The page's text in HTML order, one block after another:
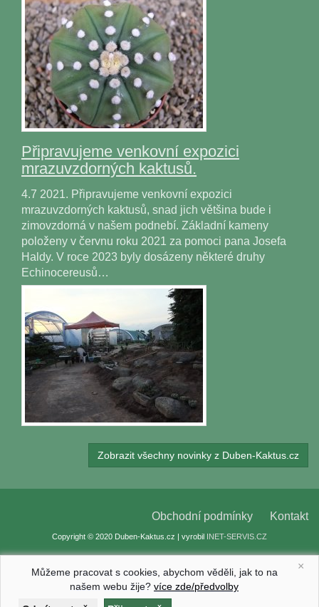
Připravujeme venkovní expozici
mrazuvzdorných kaktusů.
4.7 2021. Připravujeme venkovní expozici
mrazuvzdorných kaktusů, snad jich většina bude i
zimovzdorná v našem podnebí. Základní kameny
položeny v červnu roku 2021 za pomoci pana Josefa
Haldy. V roce 2023 byly dosázeny některé druhy
Echinocereusů…
Zobrazit všechny novinky z Duben-Kaktus.cz
Obchodní podmínky Kontakt
Copyright © 2020 Duben-Kaktus.cz | vyrobil INET-SERVIS.CZ
×
Můžeme pracovat s cookies, abychom věděli, jak to na
našem webu žije? více zde/předvolby